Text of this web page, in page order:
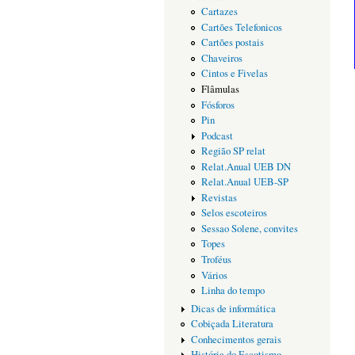
Cartazes
Cartões Telefonicos
Cartões postais
Chaveiros
Cintos e Fivelas
Flâmulas
Fósforos
Pin
Podcast
Região SP relat
Relat.Anual UEB DN
Relat.Anual UEB-SP
Revistas
Selos escoteiros
Sessao Solene, convites
Topes
Troféus
Vários
Linha do tempo
Dicas de informática
Cobiçada Literatura
Conhecimentos gerais